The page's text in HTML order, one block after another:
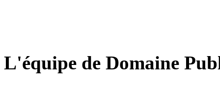
L'équipe de Domaine